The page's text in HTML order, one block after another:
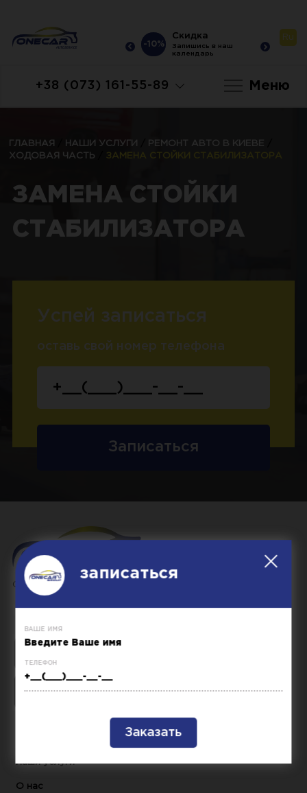
-10%
Скидка
Запишись в наш
календарь
-10%
Скидка
Запишись в наш
календарь
-
+38 (073) 161-55-89 Меню
Ru
ГЛАВНАЯ НАШИ УСЛУГИ РЕМОНТ АВТО В КИЕВЕ
ХОДОВАЯ ЧАСТЬ
ЗАМЕНА СТОЙКИ СТАБИЛИЗАТОРА
ЗАМЕНА СТОЙКИ
СТАБИЛИЗАТОРА
Успей записаться
оставь свой номер телефона
Записаться
записаться
ваше имя
телефон
ONE CAR - простой и понятный автосервис
Наши услуги
О нас